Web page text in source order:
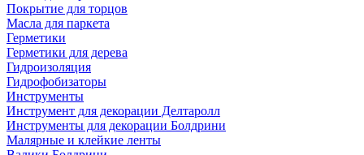
Покрытие для торцов
Масла для паркета
Герметики
Герметики для дерева
Гидроизоляция
Гидрофобизаторы
Инструменты
Инструмент для декорации Делтаролл
Инструменты для декорации Болдрини
Малярные и клейкие ленты